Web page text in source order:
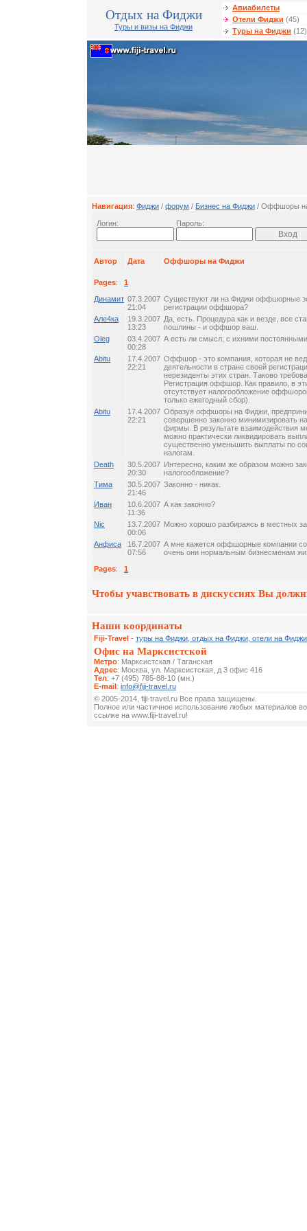
Отдых на Фиджи
Туры и визы на Фиджи
Авиабилеты
Отели Фиджи (45)
Туры на Фиджи (12)
Навигация: Фиджи / форум / Бизнес на Фиджи / Оффшоры
Логин: Пароль:
Автор Дата Оффшоры на Фиджи
Pages: 1
Динамит 07.3.2007
21:04
Существуют ли на Фиджи оффшорные
регистрации оффшора?
Але4ка
19.3.2007
13:23
Да, есть. Процедура как и везде, все
пошлины - и оффшор ваш.
Oleg
03.4.2007
00:28
А есть ли смысл, с ихними
Abitu
17.4.2007
22:21
Оффшор - это компания, которая не
деятельности в стране своей
нерезиденты этих стран. Таково
Регистрация оффшор. Как правило, в
отсутствует налогообложение
только ежегодный сбор).
Abitu
17.4.2007
22:21
Образуя оффшоры на Фиджи,
совершенно законно минимизировать
фирмы. В результате
можно практически ликвидировать
существенно уменьшить выплаты по
налогам.
Death
30.5.2007
20:30
Интересно, каким же образом можно
налогообложение?
Тима
30.5.2007
21:46
Законно - никак.
Иван
10.6.2007
11:36
А как законно?
Nic
13.7.2007
00:06
Можно хорошо разбираясь в местных
Анфиса
16.7.2007
07:56
А мне кажется оффшорные компании
очень они нормальным бизнесменам
Pages: 1
Чтобы учавствовать в дискуссиях Вы
Наши координаты
Fiji-Travel - туры на Фиджи, отдых на Фиджи, отели на
Офис на Марксистской
Метро: Марксистская / Таганская
Адрес: Москва, ул. Марксистская, д 3 офис 416
Тел: +7 (495) 785-88-10 (мн.)
E-mail: info@fiji-travel.ru
© 2005-2014, fiji-travel.ru Все права защищены.
Полное или частичное использование любых материалов
ссылке на www.fiji-travel.ru!